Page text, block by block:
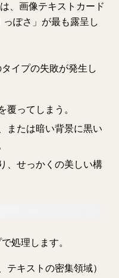
、画像テキストカード
ぽさ」が最も露呈し
イプの失敗が発生し
覆ってしまう。
または暗い背景に黒い
、せっかくの美しい構
処理します。
キストの密集領域）